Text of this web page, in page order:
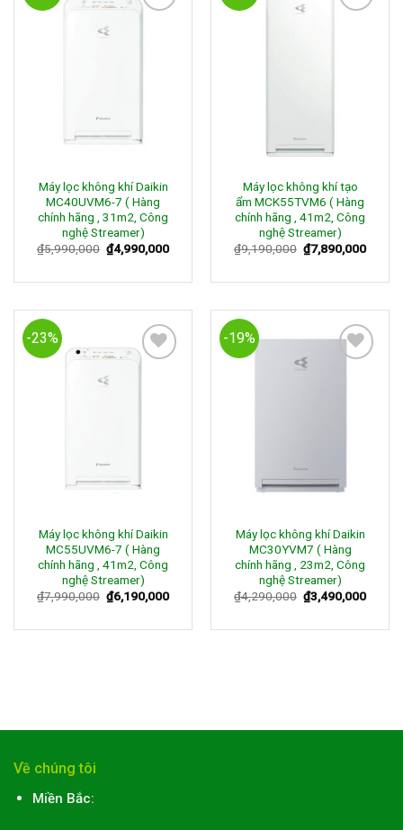
Máy lọc không khí Daikin
MC40UVM6-7 ( Hàng
chính hãng , 31m2, Công
nghệ Streamer)
₫5,990,000 ₫4,990,000
Máy lọc không khí tạo
ẩm MCK55TVM6 ( Hàng
chính hãng , 41m2, Công
nghệ Streamer)
₫9,190,000 ₫7,890,000
-23%
Máy lọc không khí Daikin
MC55UVM6-7 ( Hàng
chính hãng , 41m2, Công
nghệ Streamer)
₫7,990,000 ₫6,190,000
-19%
Máy lọc không khí Daikin
MC30YVM7 ( Hàng
chính hãng , 23m2, Công
nghệ Streamer)
₫4,290,000 ₫3,490,000
Về chúng tôi
Miền Bắc: